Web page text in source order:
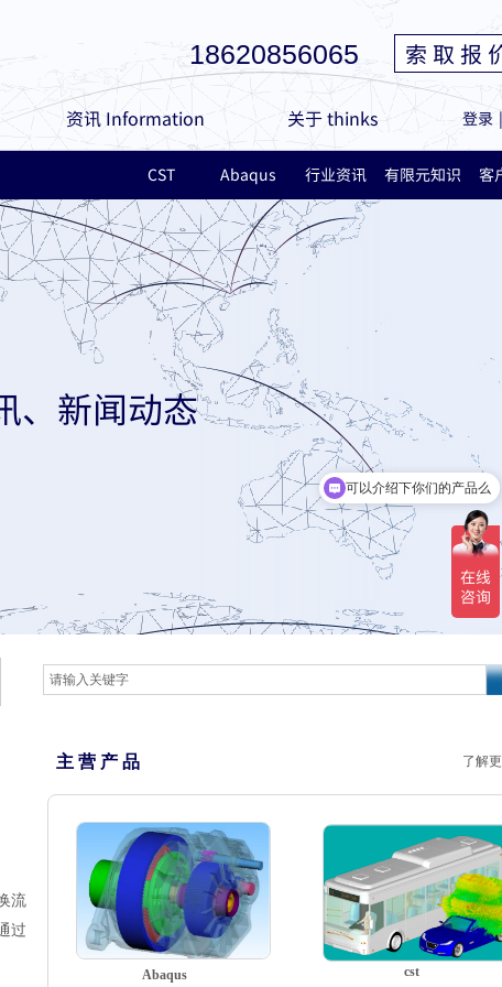
18620856065
登录 |
索 取 报
资讯 Information 关于 thinks
、新闻动态
CST Abaqus 行业资讯 有限元知识 客
流
过
主 营 产 品 了解
cst
Abaqus
可以介绍下你们的产品么